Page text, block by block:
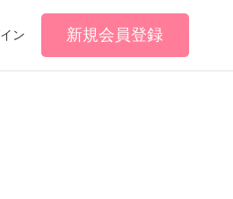
ン 新規会員登録